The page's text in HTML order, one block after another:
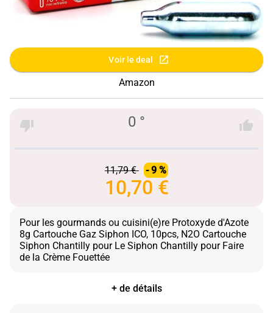
Voir le deal
Amazon
0 °
11,79 € - 9 %
10,70 €
Pour les gourmands ou cuisini(e)re Protoxyde d'Azote
8g Cartouche Gaz Siphon ICO, 10pcs, N2O Cartouche
Siphon Chantilly pour Le Siphon Chantilly pour Faire
+ de détails